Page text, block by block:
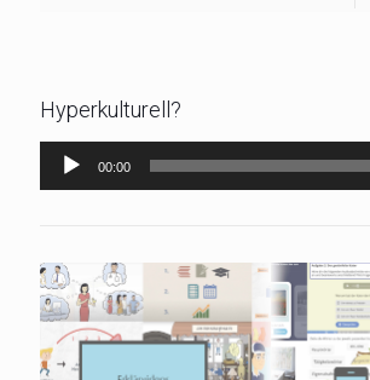
Hyperkulturell?
Audio-
Player
00:00